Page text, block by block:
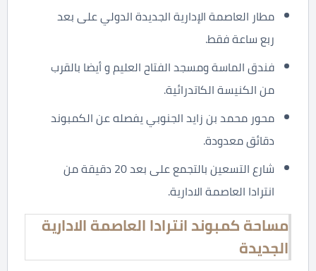
مطار العاصمة الإدارية الجديدة الدولي على بعد
ربع ساعة فقط.
فندق الماسة ومسجد الفتاح العليم و أيضا بالقرب
من الكنيسة الكاتدرائية.
محور محمد بن زايد الجنوبي يفصله عن الكمبوند
دقائق معدودة.
شارع التسعين بالتجمع على بعد 20 دقيقة من
انترادا العاصمة الادارية.
مساحة كمبوند انترادا العاصمة الادارية
الجديدة